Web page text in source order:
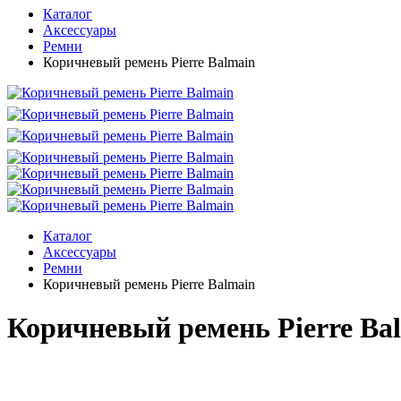
Каталог
Аксессуары
Ремни
Коричневый ремень Pierre Balmain
Каталог
Аксессуары
Ремни
Коричневый ремень Pierre Balmain
Коричневый ремень Pierre